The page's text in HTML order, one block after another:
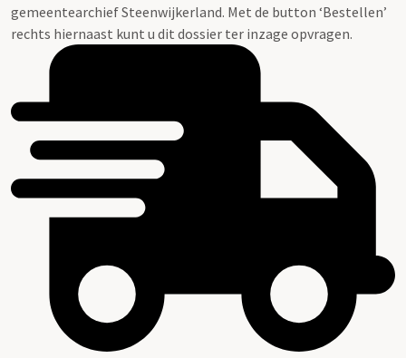
gemeentearchief Steenwijkerland. Met de button ‘Bestellen’
rechts hiernaast kunt u dit dossier ter inzage opvragen.